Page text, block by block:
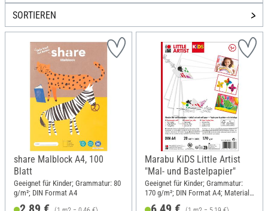
SORTIEREN
share Malblock A4, 100
Blatt
Geeignet für Kinder; Grammatur: 80
g/m²; DIN Format A4
Marabu KiDS Little Artist
"Mal- und Bastelpapier"
Geeignet für Kinder; Grammatur:
170 g/m²; DIN Format A4; Material: